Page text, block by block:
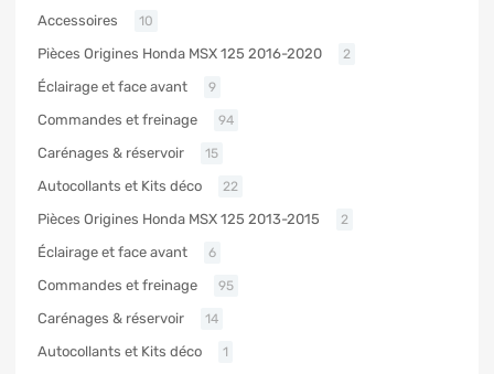
Accessoires 10
Pièces Origines Honda MSX 125 2016-2020 2
Éclairage et face avant 9
Commandes et freinage 94
Carénages & réservoir 15
Autocollants et Kits déco 22
Pièces Origines Honda MSX 125 2013-2015 2
Éclairage et face avant 6
Commandes et freinage 95
Carénages & réservoir 14
Autocollants et Kits déco 1